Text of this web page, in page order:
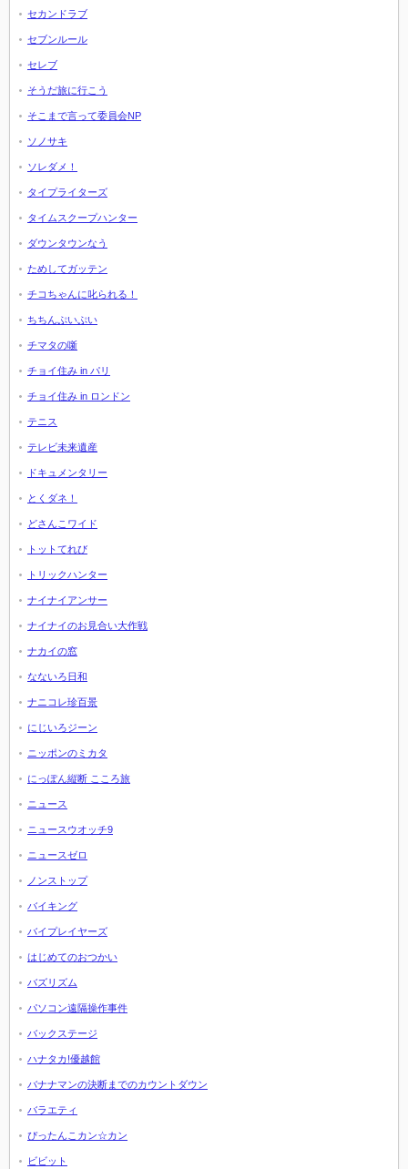
セカンドラブ
セブンルール
セレブ
そうだ旅に行こう
そこまで言って委員会NP
ソノサキ
ソレダメ！
タイプライターズ
タイムスクープハンター
ダウンタウンなう
ためしてガッテン
チコちゃんに叱られる！
ちちんぷいぷい
チマタの噺
チョイ住み in パリ
チョイ住み in ロンドン
テニス
テレビ未来遺産
ドキュメンタリー
とくダネ！
どさんこワイド
トットてれび
トリックハンター
ナイナイアンサー
ナイナイのお見合い大作戦
ナカイの窓
なないろ日和
ナニコレ珍百景
にじいろジーン
ニッポンのミカタ
にっぽん縦断 こころ旅
ニュース
ニュースウオッチ9
ニュースゼロ
ノンストップ
バイキング
バイプレイヤーズ
はじめてのおつかい
バズリズム
パソコン遠隔操作事件
バックステージ
ハナタカ!優越館
バナナマンの決断までのカウントダウン
バラエティ
ぴったんこカン☆カン
ビビット